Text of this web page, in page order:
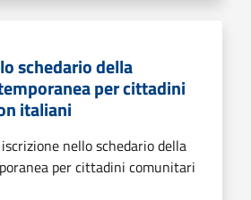
schedario della
per cittadini
italiani
nello schedario della
per cittadini comunitari